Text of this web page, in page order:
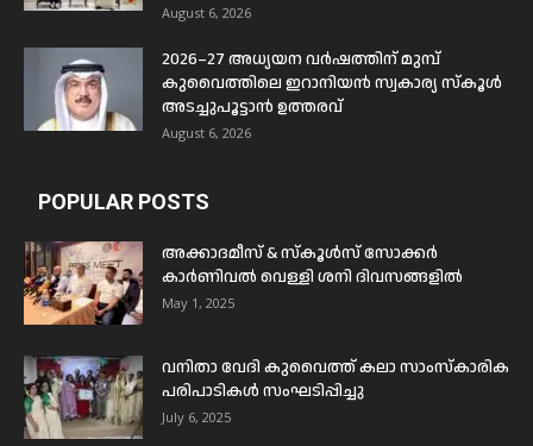
August 6, 2026
2026–27 അധ്യയന വർഷത്തിന് മുമ്പ്
കുവൈത്തിലെ ഇറാനിയൻ സ്വകാര്യ സ്കൂൾ
അടച്ചുപൂട്ടാൻ ഉത്തരവ്
August 6, 2026
POPULAR POSTS
അക്കാദമീസ് & സ്കൂൾസ് സോക്കർ
കാർണിവൽ വെള്ളി ശനി ദിവസങ്ങളിൽ
May 1, 2025
വനിതാ വേദി കുവൈത്ത് കലാ സാംസ്കാരിക
പരിപാടികൾ സംഘടിപ്പിച്ചു
July 6, 2025